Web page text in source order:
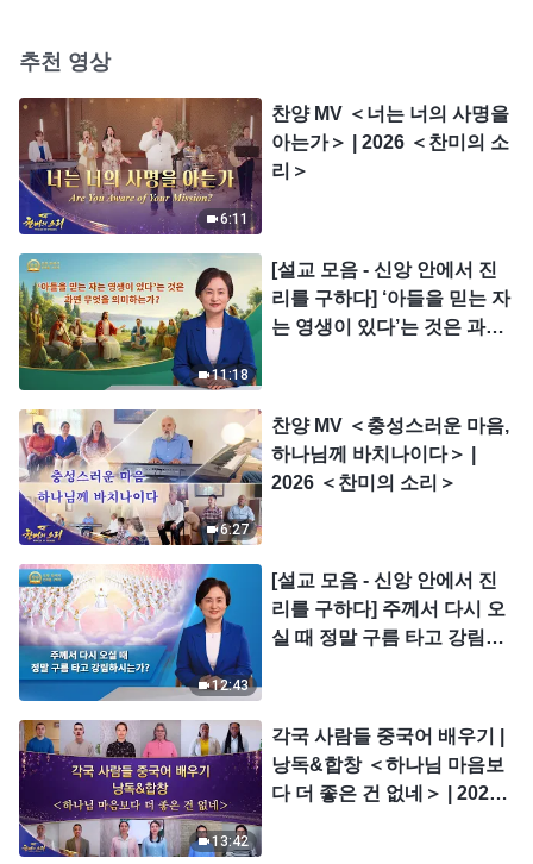
추천 영상
6:11
찬양 MV ＜너는 너의 사명을
아는가＞ | 2026 ＜찬미의 소
리＞
11:18
[설교 모음 - 신앙 안에서 진
리를 구하다] ‘아들을 믿는 자
는 영생이 있다’는 것은 과연
6:27
찬양 MV ＜충성스러운 마음,
하나님께 바치나이다＞ |
2026 ＜찬미의 소리＞
12:43
[설교 모음 - 신앙 안에서 진
리를 구하다] 주께서 다시 오
실 때 정말 구름 타고 강림하
13:42
각국 사람들 중국어 배우기 |
낭독&합창 ＜하나님 마음보
다 더 좋은 건 없네＞ | 2026